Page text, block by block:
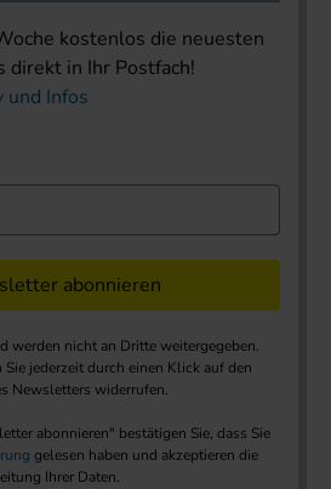
kostenlos die neuesten
direkt in Ihr Postfach!
Infos
abonnieren
werden nicht an Dritte weitergegeben.
jederzeit durch einen Klick auf den
Newsletters widerrufen.
abonnieren" bestätigen Sie, dass Sie
gelesen haben und akzeptieren die
Ihrer Daten.